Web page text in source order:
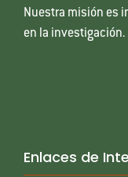
Nuestra misión es
en la investigación.
Enlaces de